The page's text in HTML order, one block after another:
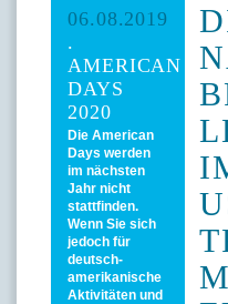
06.08.2019
.
AMERICAN
DAYS
2020
Die American
Days werden
im nächsten
Jahr nicht
stattfinden.
Wenn Sie sich
jedoch für
deutsch-
amerikanische
Aktivitäten und